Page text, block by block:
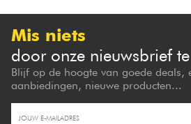
Mis niets
door onze nieuwsbrief
Blijf op de hoogte van goede deals,
aanbiedingen, nieuwe producten...